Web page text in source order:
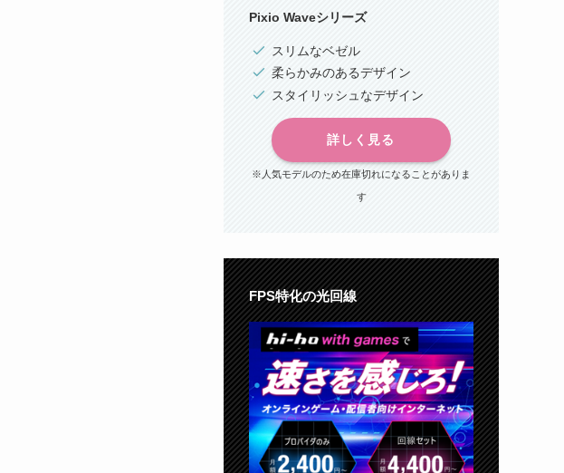
Pixio Waveシリーズ
スリムなベゼル
柔らかみのあるデザイン
スタイリッシュなデザイン
詳しく見る
※人気モデルのため在庫切れになることがありま
す
FPS特化の光回線